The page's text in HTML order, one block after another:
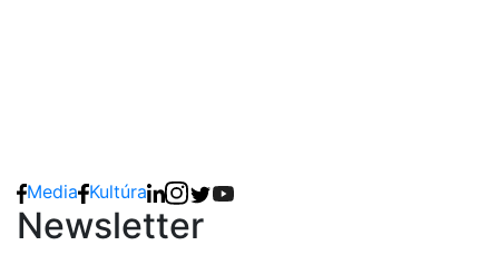
Media Kultúra
Newsletter